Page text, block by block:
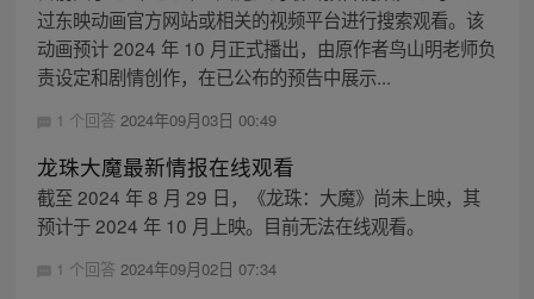
过东映动画官方网站或相关的视频平台进行搜索观看。该
动画预计 2024 年 10 月正式播出，由原作者鸟山明老师负
责设定和剧情创作，在已公布的预告中展示...
1 个回答 2024年09月03日 00:49
龙珠大魔最新情报在线观看
截至 2024 年 8 月 29 日，《龙珠：大魔》尚未上映，其
预计于 2024 年 10 月上映。目前无法在线观看。
1 个回答 2024年09月02日 07:34